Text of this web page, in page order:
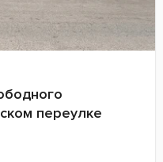
переулке